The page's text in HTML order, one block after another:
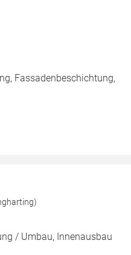
Fassadenbeschichtung,
/ Umbau, Innenausbau